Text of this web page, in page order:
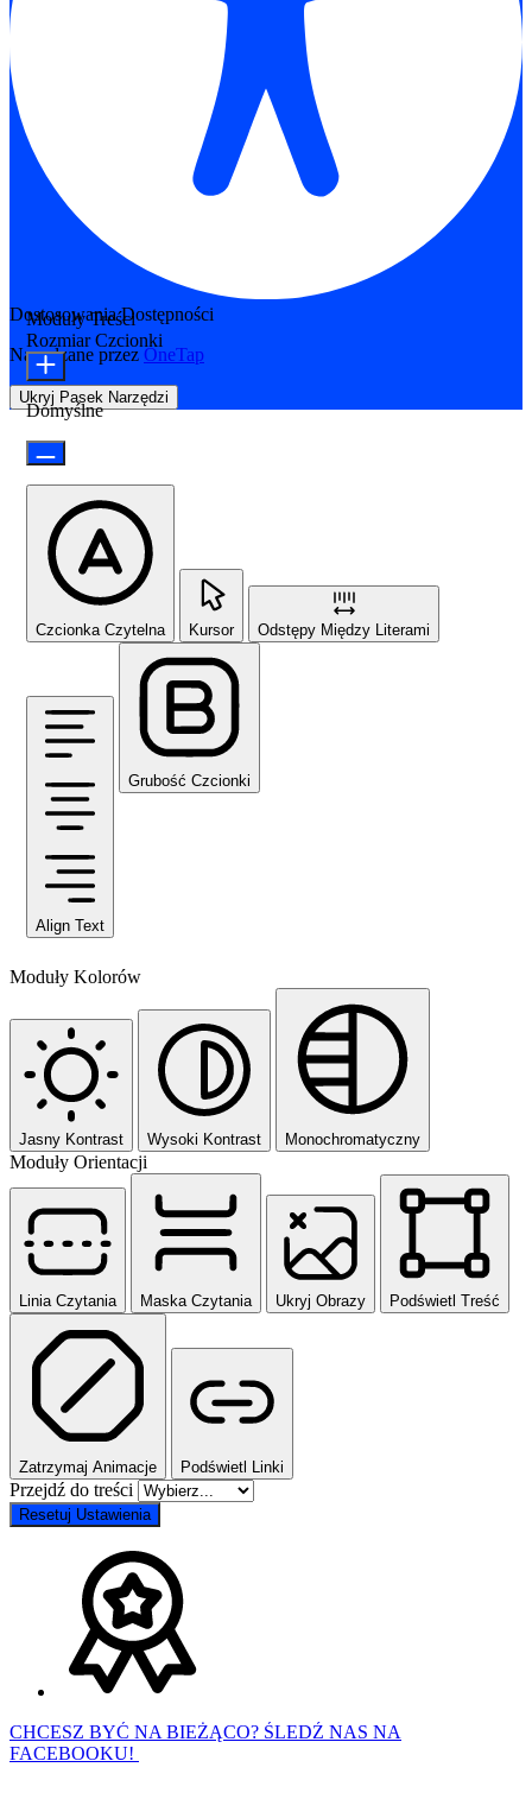
Dostosowania Dostępności
Napędzane przez OneTap
Ukryj Pasek Narzędzi
Moduły Treści
Rozmiar Czcionki
Domyślne
Czcionka Czytelna Kursor Odstępy Między Literami
Align Text
Grubość Czcionki
Moduły Kolorów
Jasny Kontrast Wysoki Kontrast Monochromatyczny
Moduły Orientacji
Linia Czytania Maska Czytania Ukryj Obrazy Podświetl Treść
Zatrzymaj Animacje Podświetl Linki
Przejdź do treści
Resetuj Ustawienia
CHCESZ BYĆ NA BIEŻĄCO? ŚLEDŹ NAS NA
FACEBOOKU!